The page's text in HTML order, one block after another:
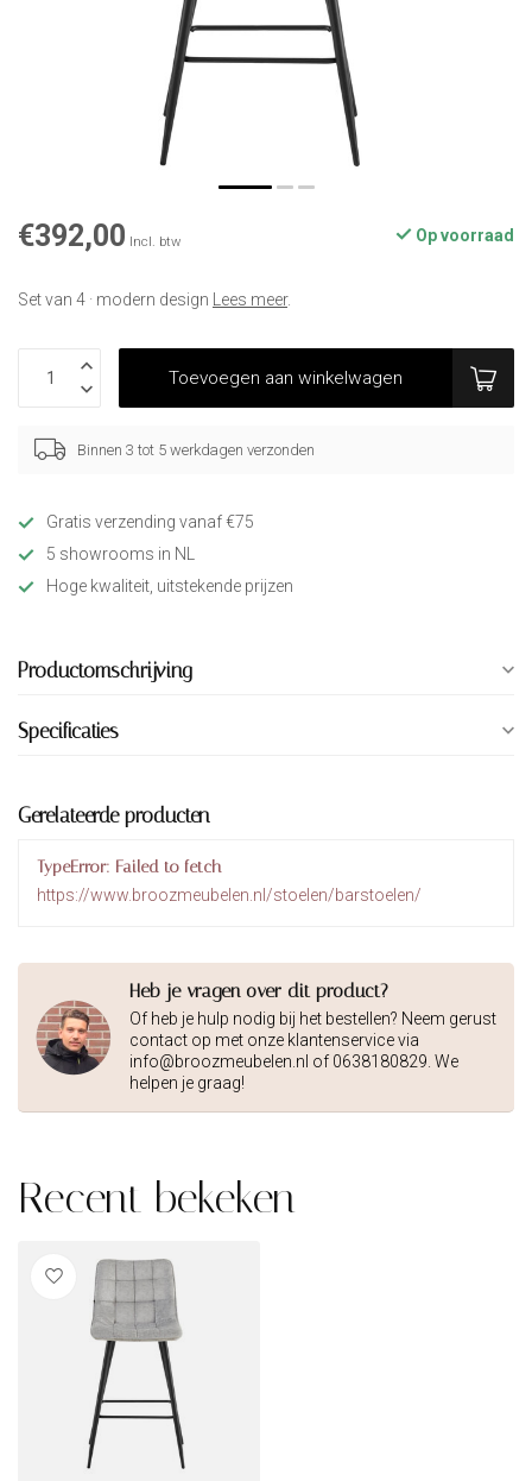
€392,00 Incl. btw Op voorraad
Set van 4 · modern design Lees meer.
Toevoegen aan winkelwagen
Binnen 3 tot 5 werkdagen verzonden
Gratis verzending vanaf €75
5 showrooms in NL
Hoge kwaliteit, uitstekende prijzen
Productomschrijving
Specificaties
Gerelateerde producten
TypeError: Failed to fetch
https://www.broozmeubelen.nl/stoelen/barstoelen/
Heb je vragen over dit product?
Of heb je hulp nodig bij het bestellen? Neem gerust
contact op met onze klantenservice via
info@broozmeubelen.nl of 0638180829. We
helpen je graag!
Recent bekeken